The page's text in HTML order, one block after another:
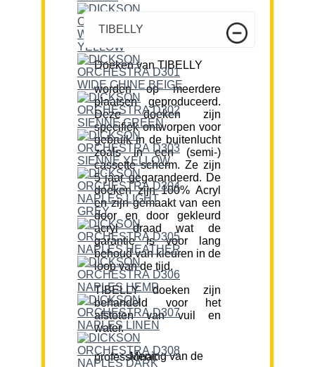
TIBELLY
Doeken van TIBELLY
worden op meerdere
plaatsen geproduceerd.
Deze doeken zijn
specifiek ontworpen voor
gebruik in de buitenlucht
zoals in een (semi-)
cassette scherm. Ze zijn
5 jaar gegarandeerd. De
doeken zijn 100% Acryl
en zijn gemaakt van een
door en door gekleurd
acryl draad wat de
garantie is voor lang
behoud van kleuren in de
loop van de tijd.
TIBELLY doeken zijn
behandeld voor het
afstoten van vuil en
water.
Mening van de professional: